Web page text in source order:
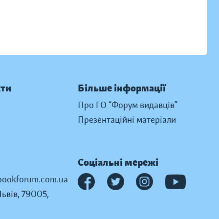
Більше інформації
Про ГО “Форум видавців”
Презентаційні матеріали
79005,
Соціальні мережі